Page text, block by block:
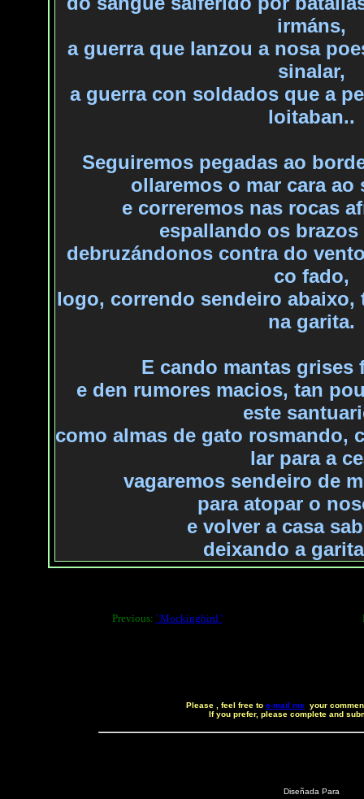
irmáns,
aguerra que lanzou a nosa
sinalar,
aguerra con soldados que a
loitaban..
Seguiremos pegadas ao
ollaremoso mar cara ao
ecorreremos nas rocas
espallando os brazos
debruzándonos contra do
co fado,
logo, correndo sendeiro
nagarita.
E cando mantas grises
eden rumores macios, tan
este
como almas de gato rosmando,
lar para a
vagaremossendeiro de
paraatopar o
e volver a casa
deixando a
Previous: ' Mockingbird '
Please , feel free to e-mail me your
If you prefer, please complete and
Diseñada Para